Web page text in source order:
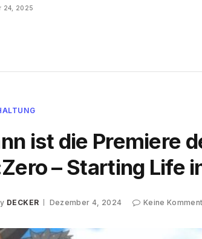
24, 2025
ist die Premiere
– Starting Life
DECKER Dezember 4, 2024 Keine